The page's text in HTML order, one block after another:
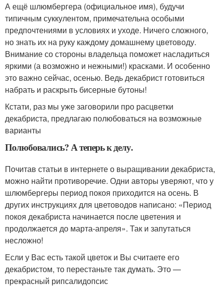
А ещё шлюмбергера (официальное имя), будучи
типичным суккулентом, примечательна особыми
предпочтениями в условиях и уходе. Ничего сложного,
но знать их на руку каждому домашнему цветоводу.
Внимание со стороны владельца поможет насладиться
яркими (а возможно и нежными!) красками. И особенно
это важно сейчас, осенью. Ведь декабрист готовиться
набрать и раскрыть бисерные бутоны!
Кстати, раз мы уже заговорили про расцветки
декабриста, предлагаю полюбоваться на возможные
варианты
Полюбовались? А теперь к делу.
Почитав статьи в интернете о выращивании декабриста,
можно найти противоречие. Одни авторы уверяют, что у
шлюмбергеры период покоя приходится на осень. В
других инструкциях для цветоводов написано: «Период
покоя декабриста начинается после цветения и
продолжается до марта-апреля». Так и запутаться
несложно!
Если у Вас есть такой цветок и Вы считаете его
декабристом, то перестаньте так думать. Это —
прекрасный рипсалидопсис